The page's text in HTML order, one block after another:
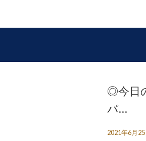
◎今日
パ…
2021年6月25